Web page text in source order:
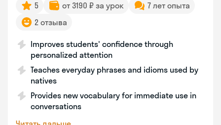
5 от 3190 ₽ за урок
7 лет опыта
2 отзыва
Improves students' confidence through
personalized attention
Teaches everyday phrases and idioms used by
natives
Provides new vocabulary for immediate use in
conversations